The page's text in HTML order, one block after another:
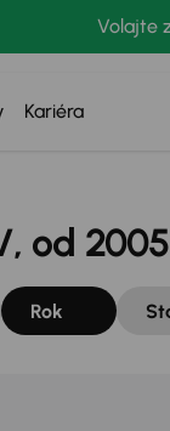
Volajte
Kariéra
od
Rok